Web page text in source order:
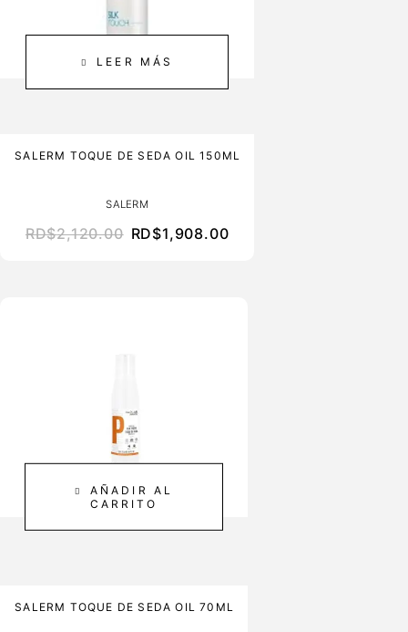
NO DISPONIBLE
LEER MÁS
SALERM TOQUE DE SEDA OIL 150ML
SALERM
RD$2,120.00 RD$1,908.00
AÑADIR AL
CARRITO
SALERM TOQUE DE SEDA OIL 70ML